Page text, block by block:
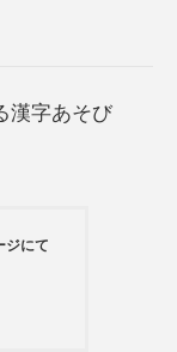
漢字あそび
ジにて